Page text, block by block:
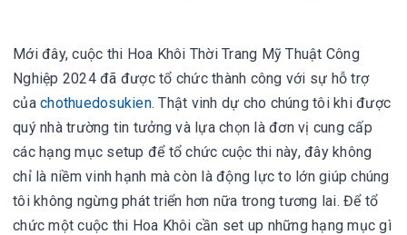
Mới đây, cuộc thi Hoa Khôi Thời Trang Mỹ Thuật Công
Nghiệp 2024 đã được tổ chức thành công với sự hỗ trợ
của chothuedosukien. Thật vinh dự cho chúng tôi khi được
quý nhà trường tin tưởng và lựa chọn là đơn vị cung cấp
các hạng mục setup để tổ chức cuộc thi này, đây không
chỉ là niềm vinh hạnh mà còn là động lực to lớn giúp chúng
tôi không ngừng phát triển hơn nữa trong tương lai. Để tổ
chức một cuộc thi Hoa Khôi cần set up những hạng mục gì